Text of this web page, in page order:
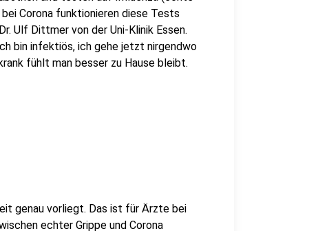
bei Corona funktionieren diese Tests
Ulf Dittmer von der Uni-Klinik Essen.
bin infektiös, ich gehe jetzt nirgendwo
fühlt man besser zu Hause bleibt.
genau vorliegt. Das ist für Ärzte bei
echter Grippe und Corona